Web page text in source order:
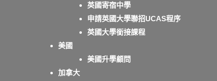
英國寄宿中學
申請英國大學聯招UCAS程序
英國大學銜接課程
美國
美國升學顧問
加拿大